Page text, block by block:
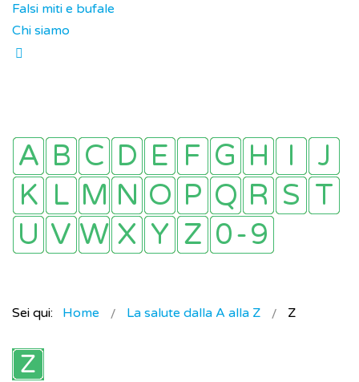
Falsi miti e bufale
Chi siamo
Sei qui: Home La salute dalla A alla Z Z